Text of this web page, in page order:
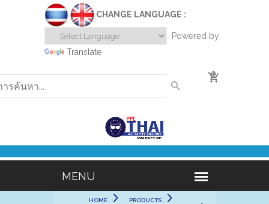
CHANGE LANGUAGE :
Powered by
Translate
0
HOME
PRODUCTS